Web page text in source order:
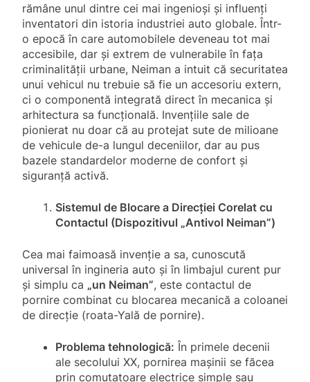
rămâne unul dintre cei mai ingenioși și influenți
inventatori din istoria industriei auto globale. Într-
o epocă în care automobilele deveneau tot mai
accesibile, dar și extrem de vulnerabile în fața
criminalității urbane, Neiman a intuit că securitatea
unui vehicul nu trebuie să fie un accesoriu extern,
ci o componentă integrată direct în mecanica și
arhitectura sa funcțională. Invențiile sale de
pionierat nu doar că au protejat sute de milioane
de vehicule de-a lungul deceniilor, dar au pus
bazele standardelor moderne de confort și
siguranță activă.
Sistemul de Blocare a Direcției Corelat cu
Contactul (Dispozitivul „Antivol Neiman”)
Cea mai faimoasă invenție a sa, cunoscută
universal în ingineria auto și în limbajul curent pur
și simplu ca „un Neiman”, este contactul de
pornire combinat cu blocarea mecanică a coloanei
de direcție (roata-Yală de pornire).
Problema tehnologică: În primele decenii
ale secolului XX, pornirea mașinii se făcea
prin comutatoare electrice simple sau